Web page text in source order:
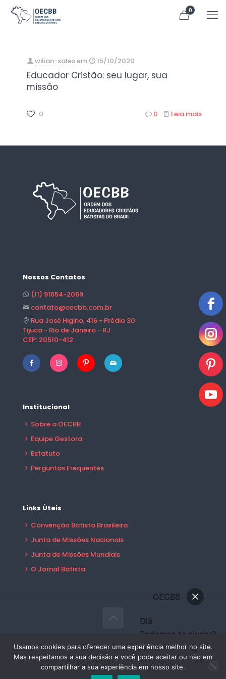
0
wilian-salesem 15/10/2020
Educador Cristão: seu lugar, sua
missão
0 0 Leia mais
Nossos Contatos
(11) 91654-2069
contato@oecbb.com.br
Rua José Higino, 416 - Prédio 30
Tijuca - Rio de Janeiro - RJ
CEP: 20510-412
Institucional
Sobre a OECBB
Equipe Gestora
Estatuto
Perguntas Frequentes
Links Úteis
Convenção Batista Brasileira
Junta de Missões Nacionais
Junta de Missões Mundiais
O Jornal Batista
Desenvolvido por:Sales Publicidade
Área do Filiado
OECBB
Olá
Podemos te ajudar?
Conversar
Usamos cookies para oferecer uma experiência melhor no site.
Mas respeitamos a sua decisão e você pode aceitar ou não em
compartilhar a sua experiência em nosso site.